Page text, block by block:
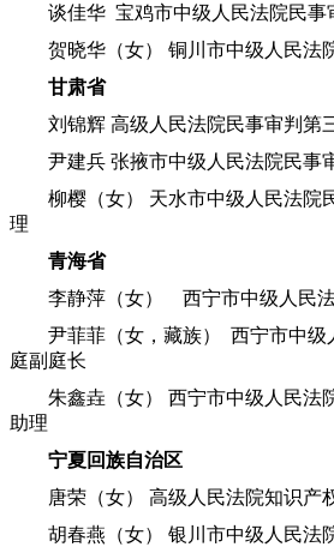
谈佳华 宝鸡市中级人民法院民事
贺晓华（女） 铜川市中级人民法
甘肃省
刘锦辉 高级人民法院民事审判第
尹建兵 张掖市中级人民法院民事
柳樱（女） 天水市中级人民法院
理
青海省
李静萍（女） 西宁市中级人民法
尹菲菲（女，藏族） 西宁市中级
庭副庭长
朱鑫垚（女） 西宁市中级人民法
助理
宁夏回族自治区
唐荣（女） 高级人民法院知识产
胡春燕（女） 银川市中级人民法